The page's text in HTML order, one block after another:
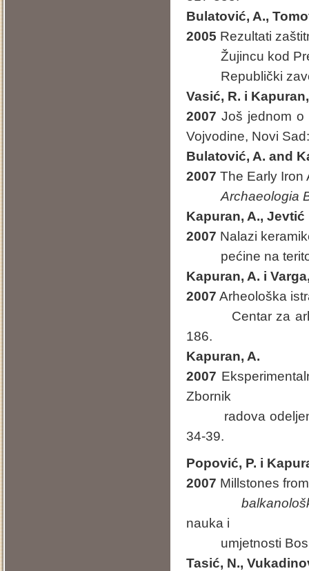
Bulatović, A.,
2005 Rezultati
Žujincu kod
Republički zavod
Vasić, R. i
2007 Još jednom
Vojvodine, Novi
Bulatović, A. and
2007 The Early Iron
Archaeologia
Kapuran, A., Jevtić
2007 Nalazi
pećine na
Kapuran, A. i
2007 Arheološka
Centar za
186.
Kapuran, A.
2007
Zbornik
radova odeljenja
34-39.
Popović, P. i
2007 Millstones
nauka i
umjetnosti
Tasić, N.,